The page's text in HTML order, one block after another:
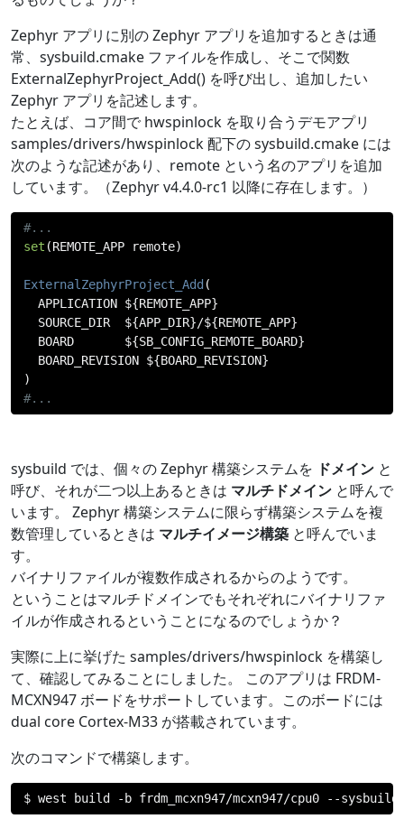
Zephyr アプリに別の Zephyr アプリを追加するときは通
常、sysbuild.cmake ファイルを作成し、そこで関数
ExternalZephyrProject_Add() を呼び出し、追加したい
Zephyr アプリを記述します。
たとえば、コア間で hwspinlock を取り合うデモアプリ
samples/drivers/hwspinlock 配下の sysbuild.cmake には
次のような記述があり、remote という名のアプリを追加
しています。（Zephyr v4.4.0-rc1 以降に存在します。）
#...
set (REMOTE_APP remote)
ExternalZephyrProject_Add (
  APPLICATION $
{REMOTE_APP}
  SOURCE_DIR  $
{APP_DIR}/${REMOTE_APP}
  BOARD       $
{SB_CONFIG_REMOTE_BOARD}
  BOARD_REVISION $
{BOARD_REVISION}
)
#...
sysbuild では、個々の Zephyr 構築システムを ドメイン と
呼び、それが二つ以上あるときは マルチドメイン と呼んで
います。 Zephyr 構築システムに限らず構築システムを複
数管理しているときは マルチイメージ構築 と呼んでいま
す。
バイナリファイルが複数作成されるからのようです。
ということはマルチドメインでもそれぞれにバイナリファ
イルが作成されるということになるのでしょうか？
実際に上に挙げた samples/drivers/hwspinlock を構築し
て、確認してみることにしました。 このアプリは FRDM-
MCXN947 ボードをサポートしています。このボードには
dual core Cortex-M33 が搭載されています。
次のコマンドで構築します。
$ west build -b frdm_mcxn947/mcxn947/cpu0 --sysbuild